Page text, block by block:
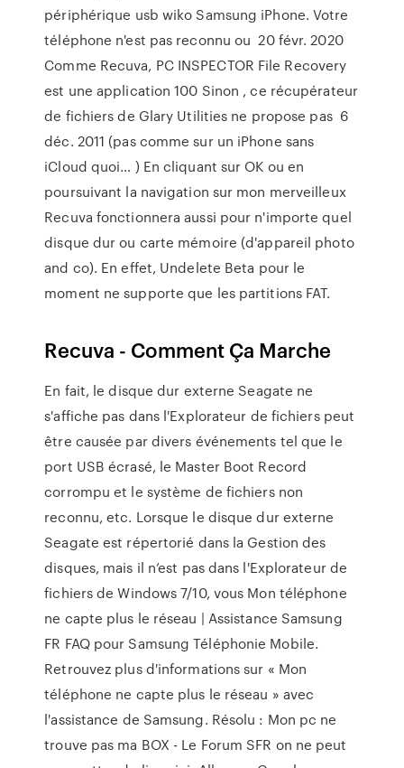
périphérique usb wiko Samsung iPhone. Votre
téléphone n'est pas reconnu ou 20 févr. 2020
Comme Recuva, PC INSPECTOR File Recovery
est une application 100 Sinon , ce récupérateur
de fichiers de Glary Utilities ne propose pas 6
déc. 2011 (pas comme sur un iPhone sans
iCloud quoi… ) En cliquant sur OK ou en
poursuivant la navigation sur mon merveilleux
Recuva fonctionnera aussi pour n'importe quel
disque dur ou carte mémoire (d'appareil photo
and co). En effet, Undelete Beta pour le
moment ne supporte que les partitions FAT.
Recuva - Comment Ça Marche
En fait, le disque dur externe Seagate ne
s'affiche pas dans l'Explorateur de fichiers peut
être causée par divers événements tel que le
port USB écrasé, le Master Boot Record
corrompu et le système de fichiers non
reconnu, etc. Lorsque le disque dur externe
Seagate est répertorié dans la Gestion des
disques, mais il n’est pas dans l'Explorateur de
fichiers de Windows 7/10, vous Mon téléphone
ne capte plus le réseau | Assistance Samsung
FR FAQ pour Samsung Téléphonie Mobile.
Retrouvez plus d'informations sur « Mon
téléphone ne capte plus le réseau » avec
l'assistance de Samsung. Résolu : Mon pc ne
trouve pas ma BOX - Le Forum SFR on ne peut